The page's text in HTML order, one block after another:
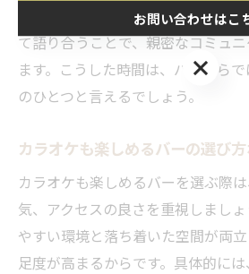
人と想い出話をしたり、同席した
て語り合うことで、親密なコミュ
ます。こうした時間は、バーなら
のひとつと言えるでしょう。
カラオケも楽しめるバーの選び
カラオケも楽しめるバーを選ぶ際
気、アクセスの良さを重視しまし
やすい環境と落ち着いた空間が両
足度が高まるからです。具体的に
お問い合わせはこ
お問い合わせはこ